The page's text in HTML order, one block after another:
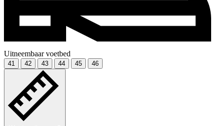
Uitneembaar voetbed
41 42 43 44 45 46